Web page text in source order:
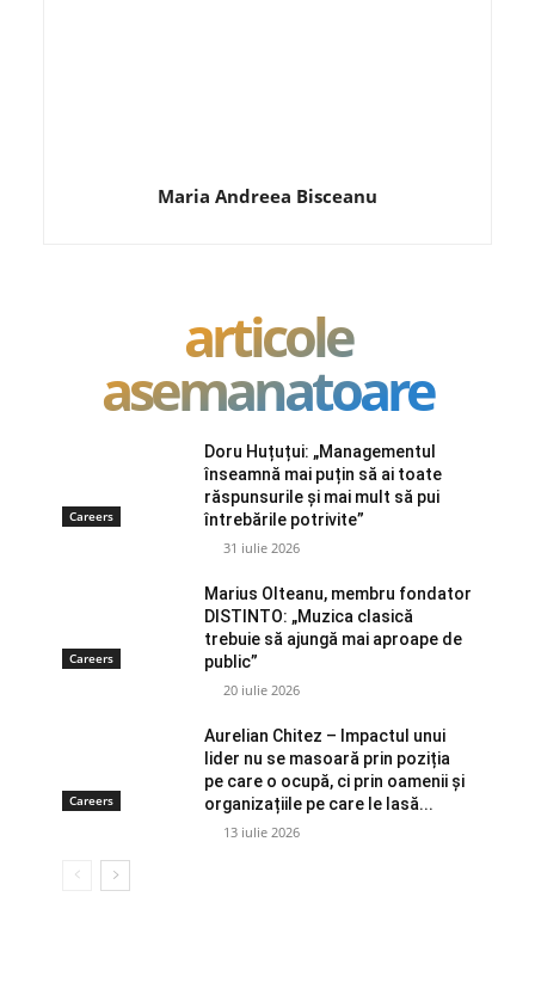
Maria Andreea Bisceanu
articole
asemanatoare
Careers
Doru Huțuțui: „Managementul
înseamnă mai puțin să ai toate
răspunsurile și mai mult să pui
întrebările potrivite”
31 iulie 2026
Careers
Marius Olteanu, membru fondator
DISTINTO: „Muzica clasică
trebuie să ajungă mai aproape de
public”
20 iulie 2026
Careers
Aurelian Chitez – Impactul unui
lider nu se masoară prin poziția
pe care o ocupă, ci prin oamenii și
organizațiile pe care le lasă...
13 iulie 2026